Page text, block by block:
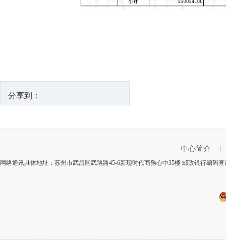
分享到：
中心简介
|
网络通讯具体地址：苏州市武昌区武珞路45-6新现时代商務心中35楼 邮政银行编码